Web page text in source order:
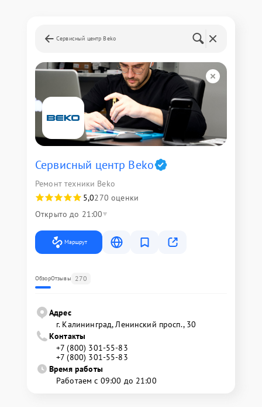
Сервисный центр Beko
Сервисный центр Beko
Ремонт техники Beko
5,0270 оценки
Открыто до 21:00
Маршрут
ОбзорОтзывы 270
Адрес
г. Калининград, Ленинский просп., 30
Контакты
+7 (800) 301-55-83
+7 (800) 301-55-83
Время работы
Работаем с 09:00 до 21:00